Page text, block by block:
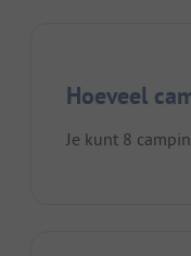
Hoeveel
Je kunt 8